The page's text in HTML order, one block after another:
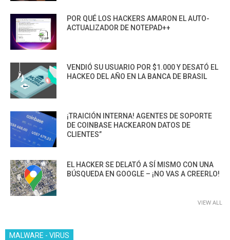
POR QUÉ LOS HACKERS AMARON EL AUTO-
ACTUALIZADOR DE NOTEPAD++
VENDIÓ SU USUARIO POR $1.000 Y DESATÓ EL
HACKEO DEL AÑO EN LA BANCA DE BRASIL
¡TRAICIÓN INTERNA! AGENTES DE SOPORTE
DE COINBASE HACKEARON DATOS DE
CLIENTES”
EL HACKER SE DELATÓ A SÍ MISMO CON UNA
BÚSQUEDA EN GOOGLE – ¡NO VAS A CREERLO!
VIEW ALL
MALWARE - VIRUS